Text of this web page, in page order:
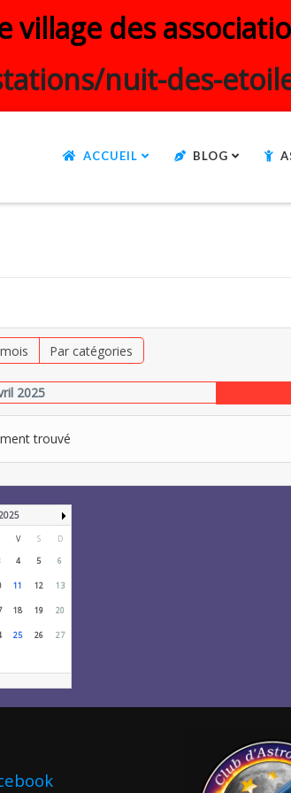
des
nuit-des-
ACCUEIL BLOG
Par catégories
2025
trouvé
V S
D
4 5 6
11 12 13
18 19 20
25 26 27